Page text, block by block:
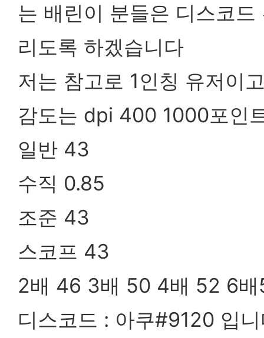
는 배린이 분들은 디스코
리도록 하겠습니다
저는 참고로 1인칭 유저이
감도는 dpi 400 1000포인
일반 43
수직 0.85
조준 43
스코프 43
2배 46 3배 50 4배 52 6
디스코드 : 아쿠#9120 입